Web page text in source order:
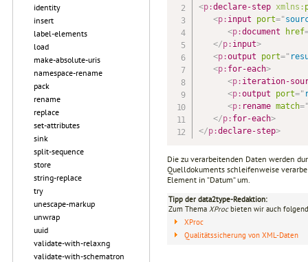
identity
insert
label-elements
load
make-absolute-uris
namespace-rename
pack
rename
replace
set-attributes
sink
split-sequence
store
string-replace
try
unescape-markup
unwrap
uuid
validate-with-relaxng
validate-with-schematron
<p:declare-step xmlns:
<p: input port="
<p:document href
</p: input>
<p:output port="
<p: for-each>
<p: iteration-
<p:output port="
<p: rename match=
</p: for-each>
</p:declare-step>
Die zu verarbeitenden Daten werden
Quelldokuments schleifenweise
Element in “Datum“ um.
Tipp der data2type-Redaktion:
Zum Thema XProcbieten wir auch
XProc
Qualitätssicherung von XML-Daten